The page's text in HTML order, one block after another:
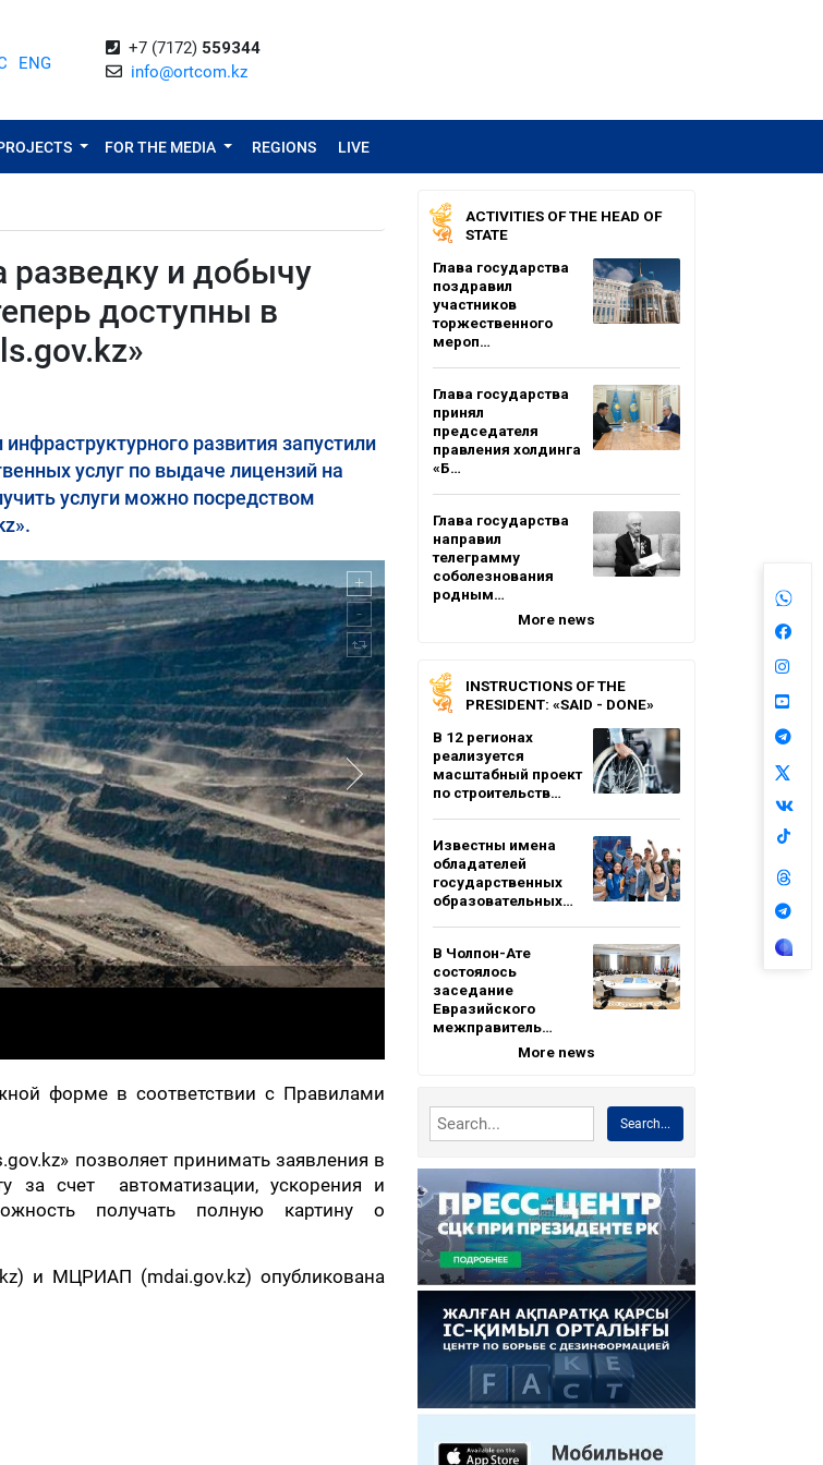
ENG
+7 (7172) 559344
info@ortcom.kz
FOR THE MEDIA REGIONS LIVE
разведку и добычу
доступны в
развития запустили
услуг по выдаче лицензий на
услуги можно посредством
форме в соответствии с Правилами
позволяет принимать заявления в
за счет автоматизации, ускорения и
получать полную картину о
и МЦРИАП (mdai.gov.kz) опубликована
ACTIVITIES OF THE HEAD OF
STATE
Глава государства
поздравил
участников
торжественного
мероп…
Глава государства
принял
председателя
правления холдинга
«Б…
Глава государства
направил
телеграмму
соболезнования
родным…
More news
INSTRUCTIONS OF THE
PRESIDENT: «SAID - DONE»
В 12 регионах
реализуется
масштабный проект
по строительств…
Известны имена
обладателей
государственных
образовательных…
В Чолпон-Ате
состоялось
заседание
Евразийского
межправитель…
More news
Search...